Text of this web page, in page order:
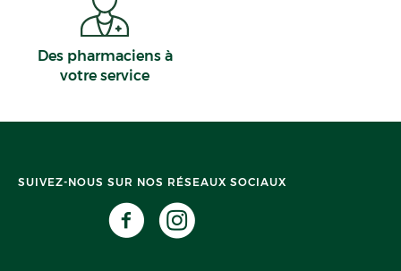
Des pharmaciens à
votre service
SUIVEZ-NOUS SUR NOS RÉSEAUX SOCIAUX